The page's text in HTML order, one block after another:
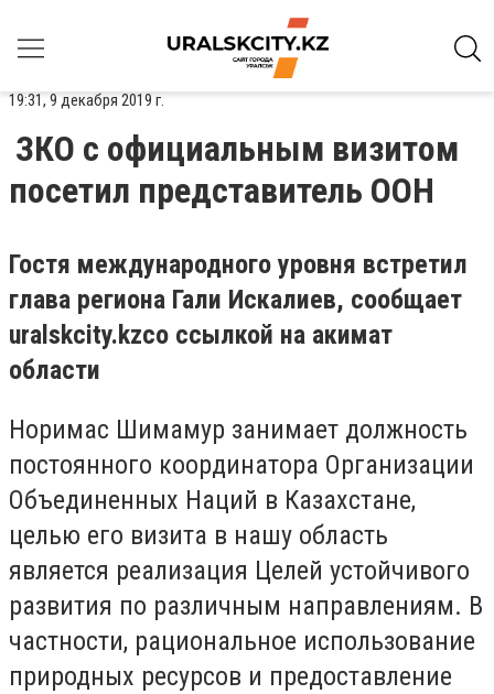
19:31, 9 декабря 2019 г.
ЗКО с официальным визитом
посетил представитель ООН
Гостя международного уровня встретил
глава региона Гали Искалиев, сообщает
uralskcity.kzсо ссылкой на акимат
области
Норимас Шимамур занимает должность
постоянного координатора Организации
Объединенных Наций в Казахстане,
целью его визита в нашу область
является реализация Целей устойчивого
развития по различным направлениям. В
частности, рациональное использование
природных ресурсов и предоставление